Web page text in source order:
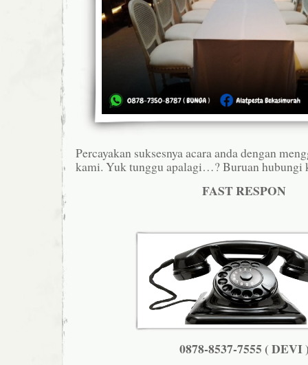
Percayakan suksesnya acara anda dengan
kami. Yuk tunggu apalagi…? Buruan hubungi
FAST RESPON
0878-8537-7555 ( DEVI